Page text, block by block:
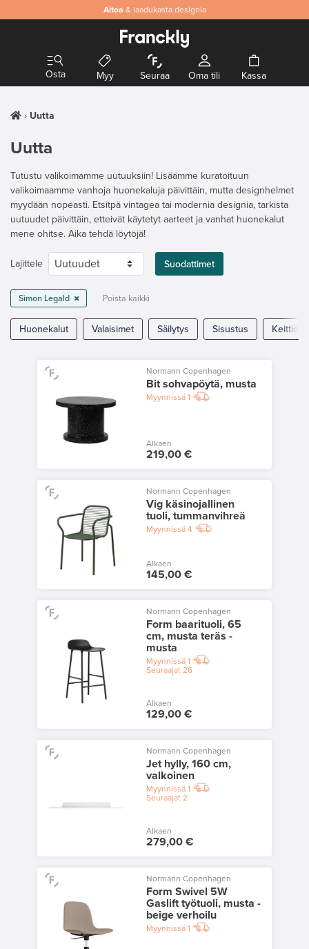
Aitoa & laadukasta designia
Osta Myy Seuraa Oma tili Kassa
Uutta
Uutta
Tutustu valikoimamme uutuuksiin! Lisäämme kuratoituun
valikoimaamme vanhoja huonekaluja päivittäin, mutta designhelmet
myydään nopeasti. Etsitpä vintagea tai modernia designia, tarkista
uutuudet päivittäin, etteivät käytetyt aarteet ja vanhat huonekalut
mene ohitse. Aika tehdä löytöjä!
Lajittele Suodattimet
Simon Legald Poista kaikki
Huonekalut Valaisimet Säilytys Sisustus Keittiö
Normann Copenhagen
Bit sohvapöytä, musta
Myynnissä1
Alkaen
219,00 €
Normann Copenhagen
Vig käsinojallinen
tuoli, tummanvihreä
Myynnissä4
Alkaen
145,00 €
Normann Copenhagen
Form baarituoli, 65
cm, musta teräs -
musta
Myynnissä1
Seuraajat 26
Alkaen
129,00 €
Normann Copenhagen
Jet hylly, 160 cm,
valkoinen
Myynnissä1
Seuraajat 2
Alkaen
279,00 €
Normann Copenhagen
Form Swivel 5W
Gaslift työtuoli, musta -
beige verhoilu
Myynnissä1